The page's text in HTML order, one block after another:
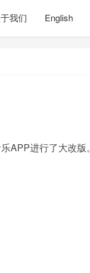
我们 English
APP进行了大改版。